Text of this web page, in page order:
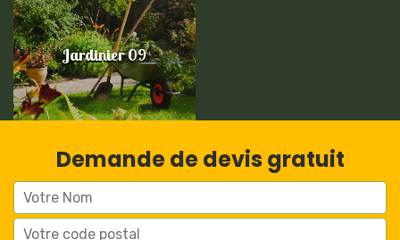
Jardinier 09
Demande de devis gratuit